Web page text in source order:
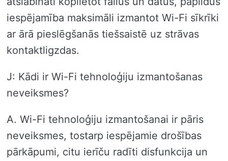
iespējamība maksimāli izmantot Wi-Fi sīkrīki
ar ārā pieslēgšanās tiešsaistē uz strāvas
kontaktligzdas.
J: Kādi ir Wi-Fi tehnoloģiju izmantošanas
neveiksmes?
A. Wi-Fi tehnoloģiju izmantošanai ir pāris
neveiksmes, tostarp iespējamie drošības
pārkāpumi, citu ierīču radīti disfunkcija un